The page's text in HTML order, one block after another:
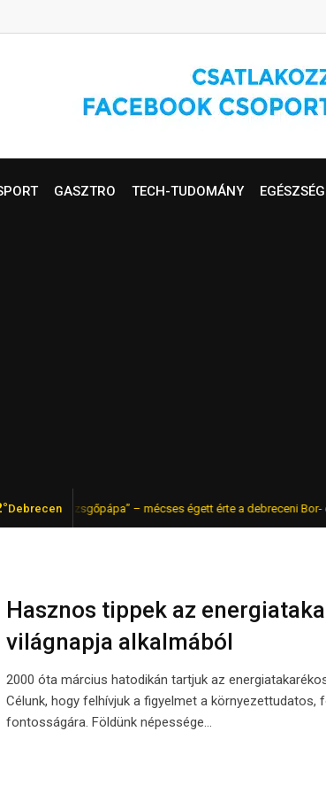
GASZTRO TECH-TUDOMÁNY EGÉSZSÉG
Debrecen
„pezsgőpápa” – mécses égett érte a debreceni Bor- és
Hasznos tippek az
világnapja alkalmából
2000 óta március hatodikán tartjuk az
Célunk, hogy felhívjuk a figyelmet a környezettudatos,
fontosságára. Földünk népessége…